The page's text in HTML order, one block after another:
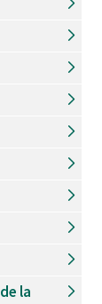
nabius'
la